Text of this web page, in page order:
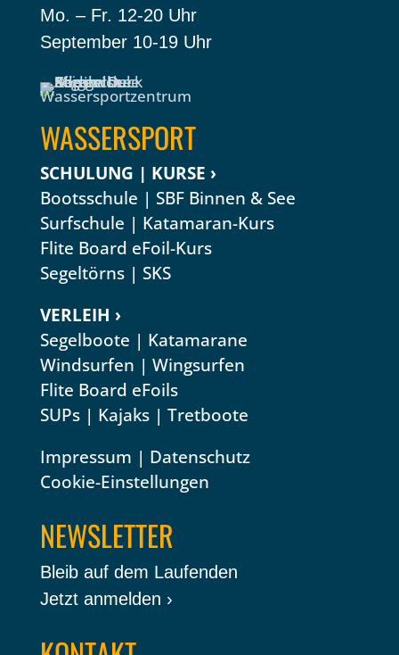
Mo. – Fr. 12-20 Uhr
September 10-19 Uhr
WASSERSPORT
SCHULUNG | KURSE ›
Bootsschule | SBF Binnen & See
Surfschule | Katamaran-Kurs
Flite Board eFoil-Kurs
Segeltörns| SKS
VERLEIH ›
Segelboote | Katamarane
Windsurfen | Wingsurfen
Flite Board eFoils
SUPs| Kajaks| Tretboote
Impressum | Datenschutz
Cookie-Einstellungen
NEWSLETTER
Bleib auf dem Laufenden
Jetzt anmelden ›